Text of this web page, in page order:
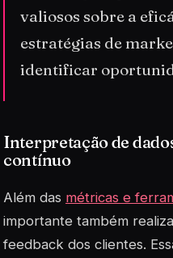
valiosos sobre a
estratégias de
identificar
Interpretação de
contínuo
Além das métricas e
importante também
feedback dos clientes.